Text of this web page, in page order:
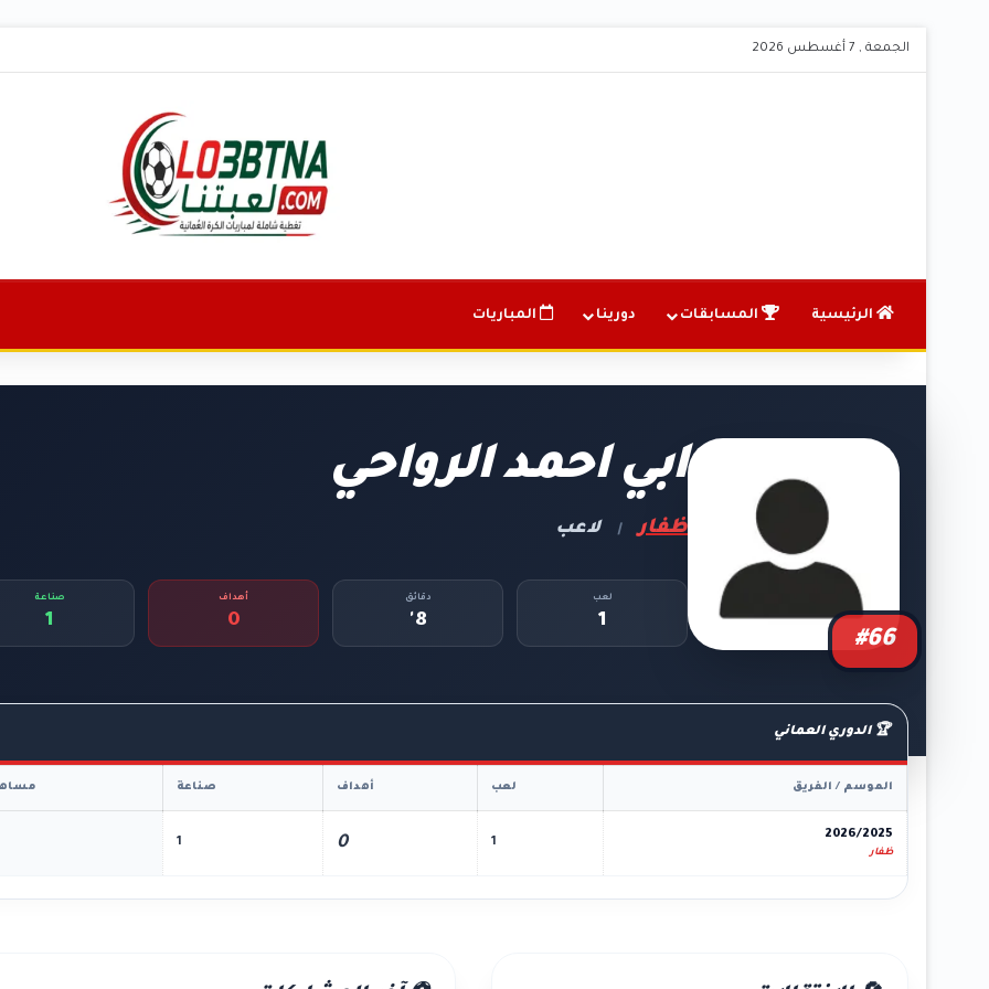
الجمعة , 7 أغسطس 2026
الرئيسية المسابقات دورينا المباريات
#66
ابي احمد الرواحي
ظفار | لاعب
لعب
1
دقائق
8'
أهداف
0
صناعة
1
🏆 الدوري العماني
الموسم / الفريق لعب أهداف صناعة
2026/2025
ظفار
1
0
1